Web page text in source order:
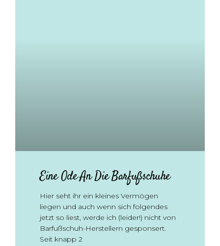
Eine Ode An Die Barfußschuhe
Hier seht ihr ein kleines Vermögen
liegen und auch wenn sich folgendes
jetzt so liest, werde ich (leider!) nicht von
Barfußschuh-Herstellern gesponsert.
Seit knapp 2